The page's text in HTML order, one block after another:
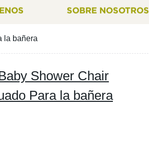
SOBRE NOSOTROS
la bañera
Shower Chair
Para la bañera